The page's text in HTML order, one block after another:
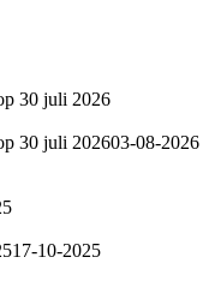
30 juli 2026
30 juli 202603-08-2026
17-10-2025